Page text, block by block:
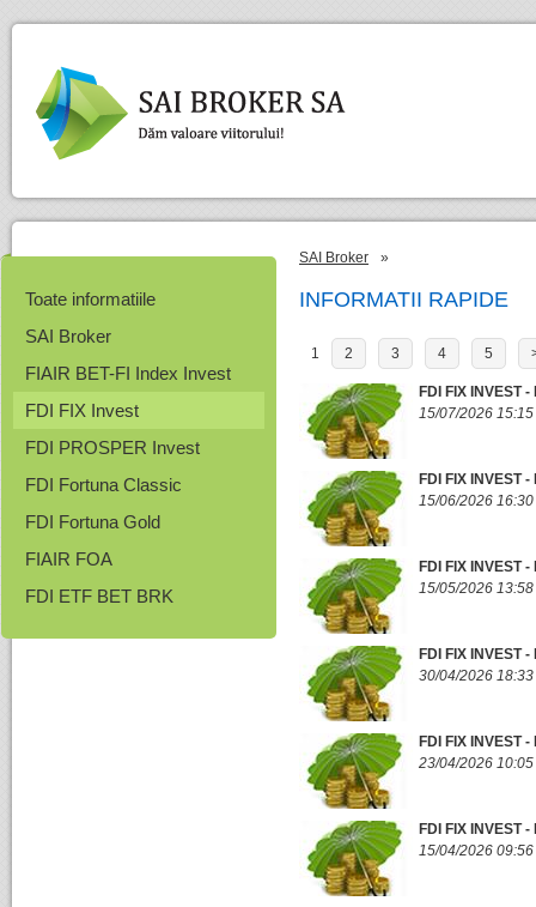
Toate informatiile
SAI Broker
FIAIR BET-FI Index Invest
FDI FIX Invest
FDI PROSPER Invest
FDI Fortuna Classic
FDI Fortuna Gold
FIAIR FOA
FDI ETF BET BRK
SAI Broker »
INFORMATII RAPIDE
1 2 3 4 5
FDI FIX INVEST
15/07/2026 15:15
FDI FIX INVEST
15/06/2026 16:30
FDI FIX INVEST
15/05/2026 13:58
FDI FIX INVEST
30/04/2026 18:33
FDI FIX INVEST
23/04/2026 10:05
FDI FIX INVEST
15/04/2026 09:56